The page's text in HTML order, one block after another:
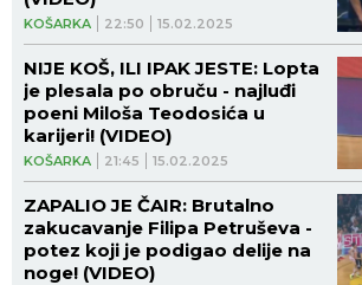
KOŠARKA 22:50 15.02.2025
KOŠARKA 21:45 15.02.2025
NIJE KOŠ, ILI IPAK JESTE: Lopta
je plesala po obruču - najluđi
poeni Miloša Teodosića u
karijeri! (VIDEO)
ZAPALIO JE ČAIR: Brutalno
zakucavanje Filipa Petruševa -
potez koji je podigao delije na
noge! (VIDEO)